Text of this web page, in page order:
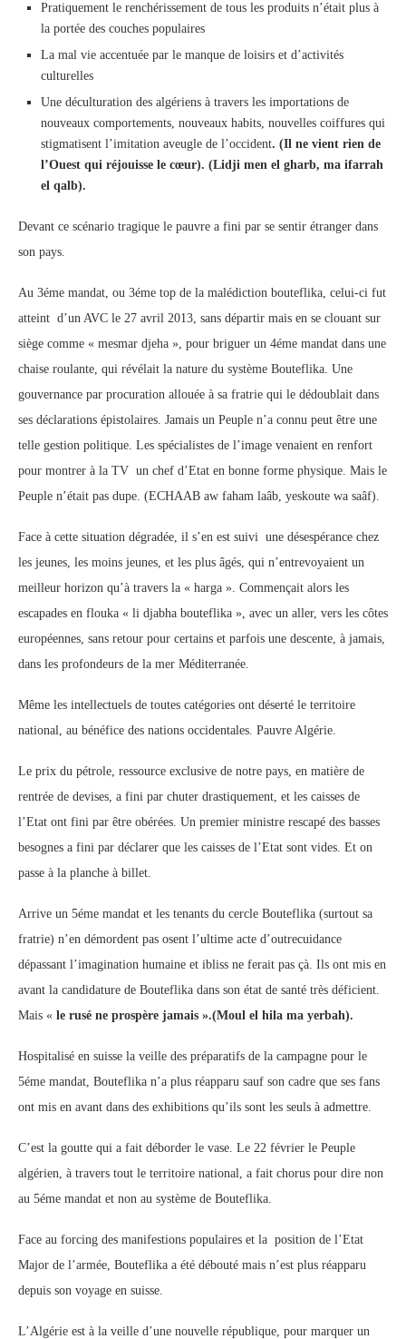
Pratiquement le renchérissement de tous les produits n’était plus à
la portée des couches populaires
La mal vie accentuée par le manque de loisirs et d’activités
culturelles
Une déculturation des algériens à travers les importations de
nouveaux comportements, nouveaux habits, nouvelles coiffures qui
stigmatisent l’imitation aveugle de l’occident. (Il ne vient rien de
l’Ouest qui réjouisse le cœur). (Lidji men el gharb, ma ifarrah
el qalb).
Devant ce scénario tragique le pauvre a fini par se sentir étranger dans
son pays.
Au 3éme mandat, ou 3éme top de la malédiction bouteflika, celui-ci fut
atteint d’un AVC le 27 avril 2013, sans départir mais en se clouant sur
siège comme « mesmar djeha », pour briguer un 4éme mandat dans une
chaise roulante, qui révélait la nature du système Bouteflika. Une
gouvernance par procuration allouée à sa fratrie qui le dédoublait dans
ses déclarations épistolaires. Jamais un Peuple n’a connu peut être une
telle gestion politique. Les spécialistes de l’image venaient en renfort
pour montrer à la TV un chef d’Etat en bonne forme physique. Mais le
Peuple n’était pas dupe. (ECHAAB aw faham laâb, yeskoute wa saâf).
Face à cette situation dégradée, il s’en est suivi une désespérance chez
les jeunes, les moins jeunes, et les plus âgés, qui n’entrevoyaient un
meilleur horizon qu’à travers la « harga ». Commençait alors les
escapades en flouka « li djabha bouteflika », avec un aller, vers les côtes
européennes, sans retour pour certains et parfois une descente, à jamais,
dans les profondeurs de la mer Méditerranée.
Même les intellectuels de toutes catégories ont déserté le territoire
national, au bénéfice des nations occidentales. Pauvre Algérie.
Le prix du pétrole, ressource exclusive de notre pays, en matière de
rentrée de devises, a fini par chuter drastiquement, et les caisses de
l’Etat ont fini par être obérées. Un premier ministre rescapé des basses
besognes a fini par déclarer que les caisses de l’Etat sont vides. Et on
passe à la planche à billet.
Arrive un 5éme mandat et les tenants du cercle Bouteflika (surtout sa
fratrie) n’en démordent pas osent l’ultime acte d’outrecuidance
dépassant l’imagination humaine et ibliss ne ferait pas çà. Ils ont mis en
avant la candidature de Bouteflika dans son état de santé très déficient.
Mais « le rusé ne prospère jamais ».(Moul el hila ma yerbah).
Hospitalisé en suisse la veille des préparatifs de la campagne pour le
5éme mandat, Bouteflika n’a plus réapparu sauf son cadre que ses fans
ont mis en avant dans des exhibitions qu’ils sont les seuls à admettre.
C’est la goutte qui a fait déborder le vase. Le 22 février le Peuple
algérien, à travers tout le territoire national, a fait chorus pour dire non
au 5éme mandat et non au système de Bouteflika.
Face au forcing des manifestions populaires et la position de l’Etat
Major de l’armée, Bouteflika a été débouté mais n’est plus réapparu
depuis son voyage en suisse.
L’Algérie est à la veille d’une nouvelle république, pour marquer un